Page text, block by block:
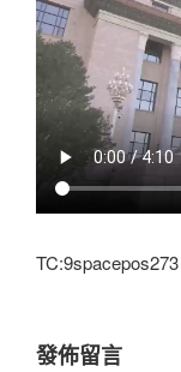
發佈留言